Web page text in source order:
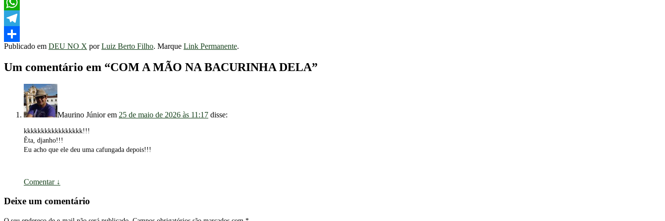
Facebook
WhatsApp
Telegram
Share
Publicado em DEU NO X porLuiz Berto Filho. Marque Link Permanente.
Um comentário em “COM A MÃO NA BACURINHA DELA”
Maurino Júniorem 25 de maio de 2026 às 11:17 disse:
kkkkkkkkkkkkkkkkk!!!
Êta, djanho!!!
Eu acho que ele deu uma cafungada depois!!!
Comentar ↓
Deixe um comentário